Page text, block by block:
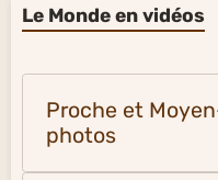
Le Monde en vidéos
Proche et
photos